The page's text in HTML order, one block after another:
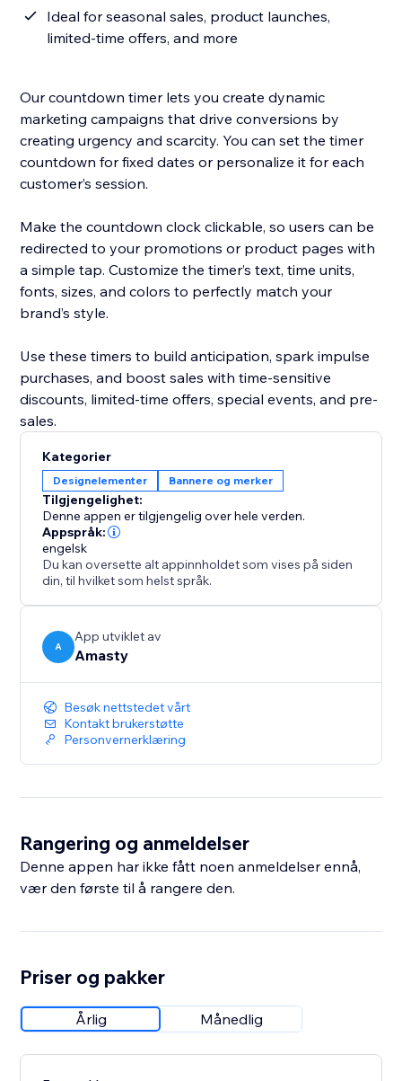
Ideal for seasonal sales, product launches,
limited-time offers, and more
Our countdown timer lets you create dynamic
marketing campaigns that drive conversions by
creating urgency and scarcity. You can set the timer
countdown for fixed dates or personalize it for each
customer’s session.
Make the countdown clock clickable, so users can be
redirected to your promotions or product pages with
a simple tap. Customize the timer’s text, time units,
fonts, sizes, and colors to perfectly match your
brand’s style.
Use these timers to build anticipation, spark impulse
purchases, and boost sales with time-sensitive
discounts, limited-time offers, special events, and pre-
sales.
Kategorier
Designelementer Bannere og merker
Tilgjengelighet:
Denne appen er tilgjengelig over hele verden.
Appspråk:
engelsk
Du kan oversette alt appinnholdet som vises på siden
din, til hvilket som helst språk.
A
App utviklet av
Amasty
Besøk nettstedet vårt
Kontakt brukerstøtte
Personvernerklæring
Rangering og anmeldelser
Denne appen har ikke fått noen anmeldelser ennå,
vær den første til å rangere den.
Priser og pakker
Årlig Månedlig